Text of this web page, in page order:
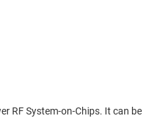
RF System-on-Chips. It can be